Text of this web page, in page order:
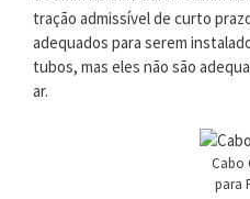
tração admissível de curto
adequados para serem
tubos, mas eles não são
ar.
Cabo
para